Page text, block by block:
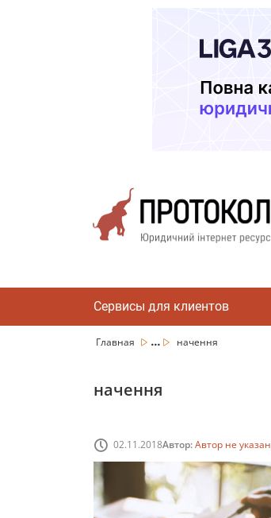
Сервисы для клиентов
Главная ... начення
начення
02.11.2018Автор:Автор не указан